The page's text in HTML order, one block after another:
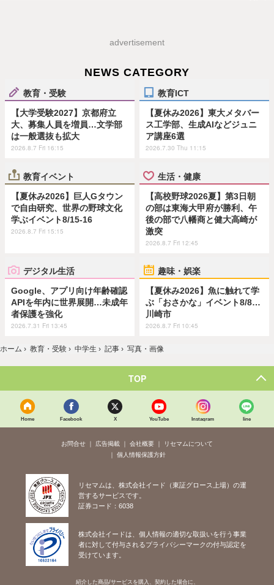
advertisement
NEWS CATEGORY
教育・受験
【大学受験2027】京都府立
大、募集人員を増員…文学部
は一般選抜も拡大
2026.8.7 Fri 16:15
教育ICT
【夏休み2026】東大メタバー
ス工学部、生成AIなどジュニ
ア講座6選
2026.7.30 Thu 11:15
教育イベント
【夏休み2026】巨人Gタウン
で自由研究、世界の野球文化
学ぶイベント8/15-16
2026.8.7 Fri 15:15
生活・健康
【高校野球2026夏】第3日朝
の部は東海大甲府が勝利、午
後の部で八幡商と健大高崎が
激突
2026.8.7 Fri 12:45
デジタル生活
Google、アプリ向け年齢確認
APIを年内に世界展開…未成年
者保護を強化
2026.7.31 Fri 13:45
趣味・娯楽
【夏休み2026】魚に触れて学
ぶ「おさかな」イベント8/8…
川崎市
2026.8.7 Fri 10:45
ホーム › 教育・受験 › 中学生 › 記事 › 写真・画像
TOP
Home Facebook X YouTube Instagram line
お問合せ 広告掲載 会社概要
リセマムについて
個人情報保護方針
リセマムは、株式会社イード（東証グロース上場）の運
営するサービスです。
証券コード：6038
株式会社イードは、個人情報の適切な取扱いを行う事業
者に対して付与されるプライバシーマークの付与認定を
受けています。
紹介した商品/サービスを購入、契約した場合に、